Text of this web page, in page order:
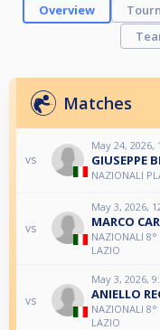
Overview
Matches
vs
May 24, 2026,
GIUSEPPE
NAZIONALI
vs
May 3, 2026,
MARCO
NAZIONALI
LAZIO
vs
May 3, 2026,
ANIELLO
NAZIONALI
LAZIO